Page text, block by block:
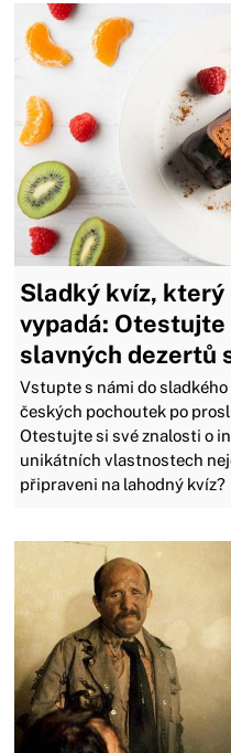
Sladký kvíz, který
vypadá:
slavných dezertů
Vstupte s námi do
českých pochoutek po
Otestujte si své znalosti o
unikátních vlastnostech
připraveni na lahodný kvíz?